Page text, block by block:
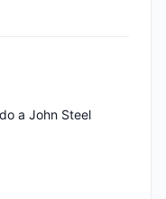
a John Steel